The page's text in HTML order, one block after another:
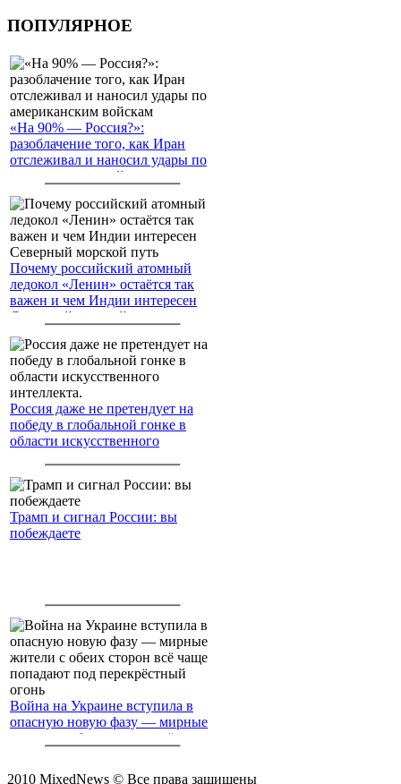
ПОПУЛЯРНОЕ
«На 90% — Россия?»:
разоблачение того, как Иран
отслеживал и наносил удары по
американским войскам
Почему российский атомный
ледокол «Ленин» остаётся так
важен и чем Индии интересен
Северный морской путь
Россия даже не претендует на
победу в глобальной гонке в
области искусственного
Трамп и сигнал России: вы
побеждаете
Война на Украине вступила в
опасную новую фазу — мирные
жители с обеих сторон всё чаще
2010 MixedNews © Все права защищены